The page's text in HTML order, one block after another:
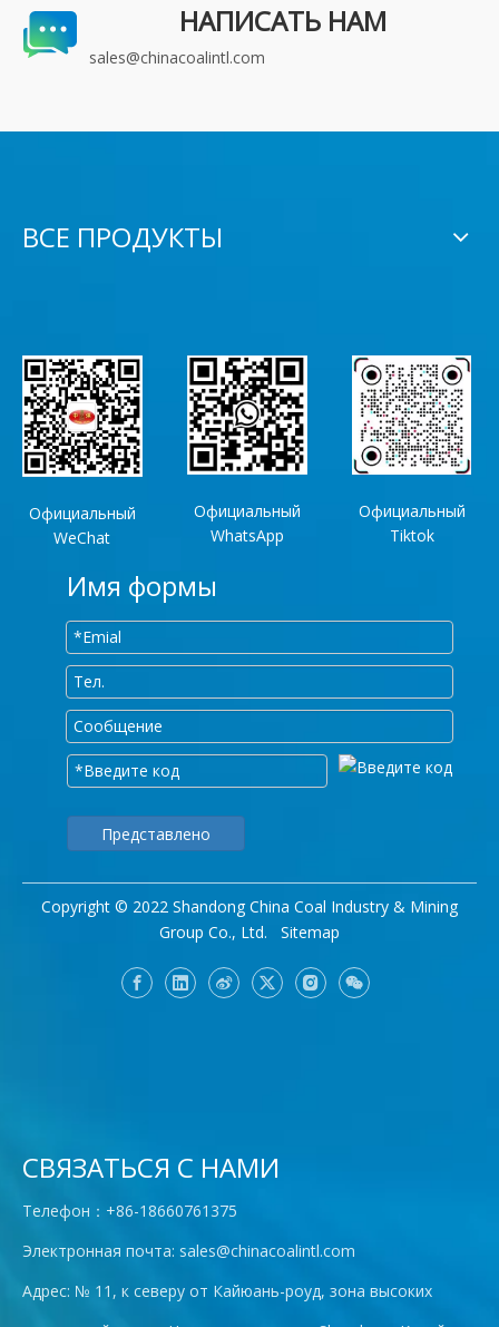
НАПИСАТЬ НАМ
sales@chinacoalintl.com
ВСЕ ПРОДУКТЫ
Официальный
WeChat
Официальный
WhatsApp
Официальный
Tiktok
Имя формы
Представлено
Copyright © 2022 Shandong China Coal Industry & Mining
Group Co., Ltd. Sitemap
СВЯЗАТЬСЯ С НАМИ
Телефон：+86-18660761375
Электронная почта: sales@chinacoalintl.com
Адрес: № 11, к северу от Кайюань-роуд, зона высоких